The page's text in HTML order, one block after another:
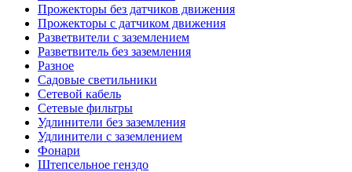
Прожекторы без датчиков движения
Прожекторы с датчиком движения
Разветвители с заземлением
Разветвитель без заземления
Разное
Садовые светильники
Сетевой кабель
Сетевые фильтры
Удлинители без заземления
Удлинители с заземлением
Фонари
Штепсельное генздо